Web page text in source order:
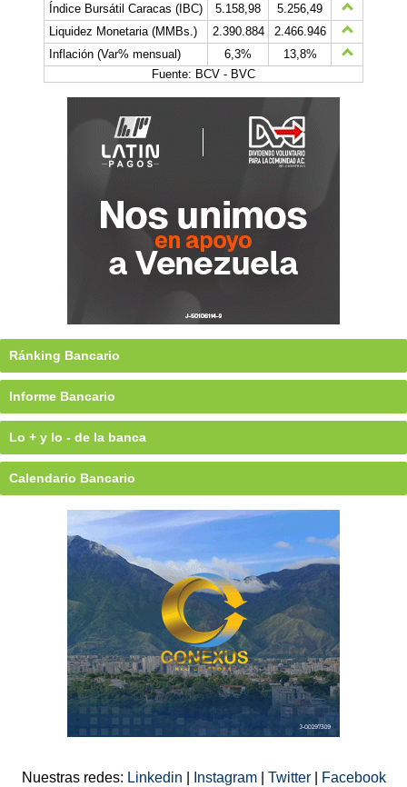
Índice Bursátil Caracas (IBC)
5.158,98
5.256,49
Liquidez Monetaria (MMBs.)
2.390.884
2.466.946
Inflación (Var% mensual)
6,3%
13,8%
Fuente: BCV - BVC
Ránking Bancario
Informe Bancario
Lo + y lo - de la banca
Calendario Bancario
Nuestras redes: Linkedin Instagram Twitter Facebook